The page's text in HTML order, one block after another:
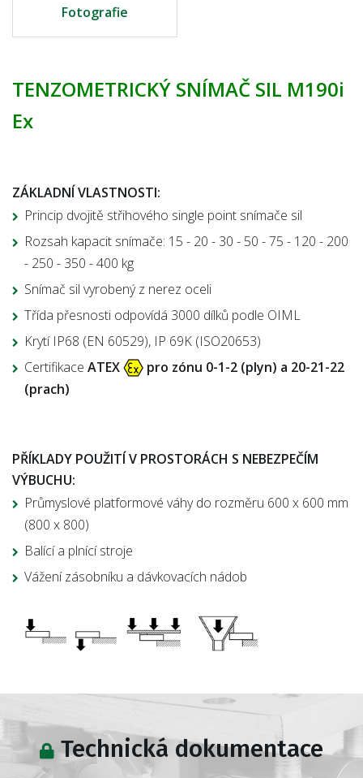
Fotografie
TENZOMETRICKÝ SNÍMAČ SIL M190i
Ex
ZÁKLADNÍ VLASTNOSTI:
Princip dvojitě střihového single point snímače sil
Rozsah kapacit snímače: 15 - 20 - 30 - 50 - 75 - 120 - 200
- 250 - 350 - 400 kg
Snímač sil vyrobený z nerez oceli
Třída přesnosti odpovídá 3000 dílků podle OIML
Krytí IP68 (EN 60529), IP 69K (ISO20653)
Certifikace ATEX
pro zónu 0-1-2 (plyn) a 20-21-22
(prach)
PŘÍKLADY POUŽITÍ V PROSTORÁCH S NEBEZPEČÍM
VÝBUCHU:
Průmyslové platformové váhy do rozměru 600 x 600 mm
(800 x 800)
Balící a plnící stroje
Vážení zásobníku a dávkovacích nádob
Technická dokumentace